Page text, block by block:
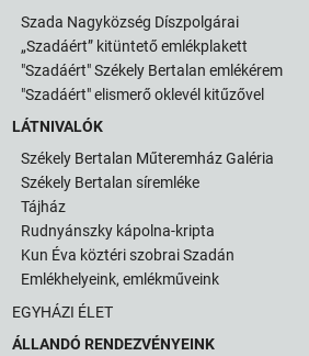
Szada Nagyközség Díszpolgárai
„Szadáért” kitüntető emlékplakett
"Szadáért" Székely Bertalan emlékérem
"Szadáért" elismerő oklevél kitűzővel
LÁTNIVALÓK
Székely Bertalan Műteremház Galéria
Székely Bertalan síremléke
Tájház
Rudnyánszky kápolna-kripta
Kun Éva köztéri szobrai Szadán
Emlékhelyeink, emlékműveink
EGYHÁZI ÉLET
ÁLLANDÓ RENDEZVÉNYEINK